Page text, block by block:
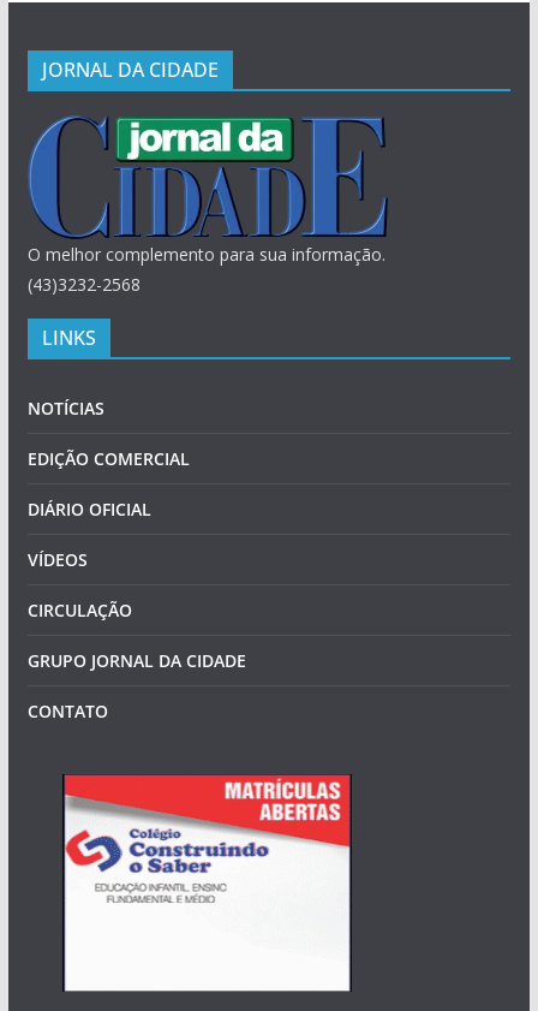
JORNAL DA CIDADE
O melhor complemento para sua informação.
(43)3232-2568
LINKS
NOTÍCIAS
EDIÇÃO COMERCIAL
DIÁRIO OFICIAL
VÍDEOS
CIRCULAÇÃO
GRUPO JORNAL DA CIDADE
CONTATO